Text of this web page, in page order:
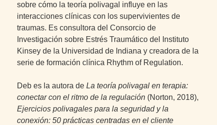
sobre cómo la teoría polivagal influye en las
interacciones clínicas con los supervivientes de
traumas. Es consultora del Consorcio de
Investigación sobre Estrés Traumático del Instituto
Kinsey de la Universidad de Indiana y creadora de la
serie de formación clínica Rhythm of Regulation.
Deb es la autora de La teoría polivagal en terapia:
conectar con el ritmo de la regulación (Norton, 2018),
Ejercicios polivagales para la seguridad y la
conexión: 50 prácticas centradas en el cliente